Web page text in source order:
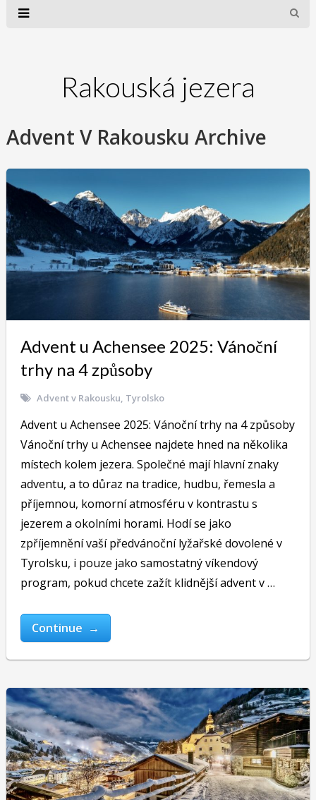
Rakouská jezera
Advent V Rakousku Archive
Advent u Achensee 2025: Vánoční
trhy na 4 způsoby
Advent v Rakousku, Tyrolsko
Advent u Achensee 2025: Vánoční trhy na 4 způsoby
Vánoční trhy u Achensee najdete hned na několika
místech kolem jezera. Společné mají hlavní znaky
adventu, a to důraz na tradice, hudbu, řemesla a
příjemnou, komorní atmosféru v kontrastu s
jezerem a okolními horami. Hodí se jako
zpříjemnění vaší předvánoční lyžařské dovolené v
Tyrolsku, i pouze jako samostatný víkendový
program, pokud chcete zažít klidnější advent v …
Continue →